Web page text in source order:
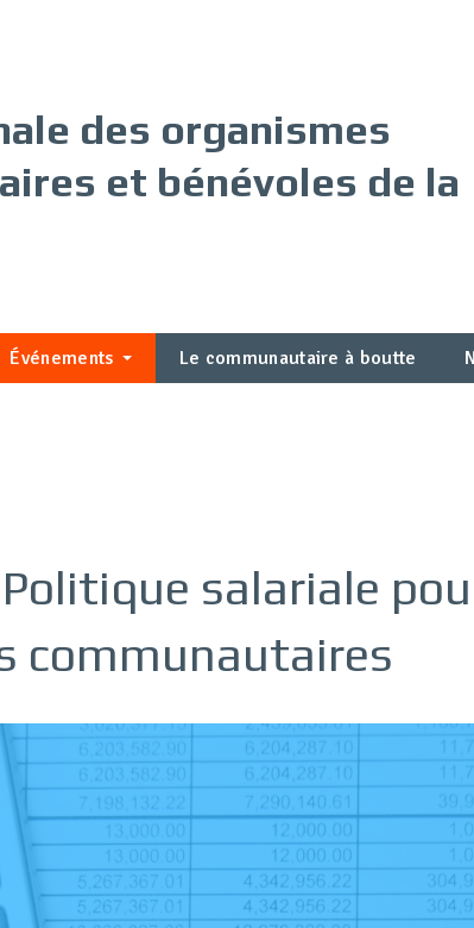
des organismes
et bénévoles de la
Événements Le communautaire à boutte
salariale
communautaires